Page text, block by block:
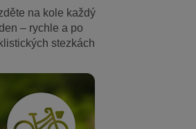
na kole každý
– rychle a po
stezkách